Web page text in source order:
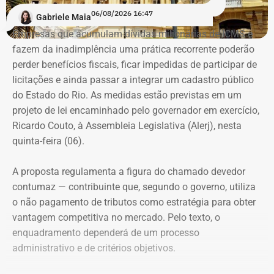
“A ideia de dar aulas especificas para mulheres se
defenderem de casos de violência surgiu do encontro
entre a prática do esporte e a observação de uma
demanda real do cotidiano feminino. O principal gatilho
que muitas sentem é a constatação do medo. Por isso, os
treinamentos vão além dos socos. O foco principal é a
consciência situacional e a capacidade de reação rápida
antes mesmo que o contato físico aconteça”, comenta.
Evolução do patrimônio declarado por Fred Pacheco à Justiça Eleitoral
entre 2012 e 2026, em valores nominais e corrigidos pela inflação (IPCA) –
Tabela: Imagem gerada por IA
Apesar da recuperação, o valor ainda está 16,3% abaixo,
Quando a comparação é feita em valores corrigidos pela
inflação, a diferença chega a 30,1%.
Patrimônio de Fred Pacheco é
composto em sua maioria por
Gabriele Maia06/08/2026 16:47
Empresas que acumulam dívidas milionárias de ICMS e
fazem da inadimplência uma prática recorrente poderão
perder benefícios fiscais, ficar impedidas de participar de
licitações e ainda passar a integrar um cadastro público
do Estado do Rio. As medidas estão previstas em um
projeto de lei encaminhado pelo governador em exercício,
Ricardo Couto, à Assembleia Legislativa (Alerj), nesta
quinta-feira (06).
A proposta regulamenta a figura do chamado devedor
contumaz — contribuinte que, segundo o governo, utiliza
o não pagamento de tributos como estratégia para obter
vantagem competitiva no mercado. Pelo texto, o
enquadramento dependerá de um processo
administrativo e de critérios objetivos.